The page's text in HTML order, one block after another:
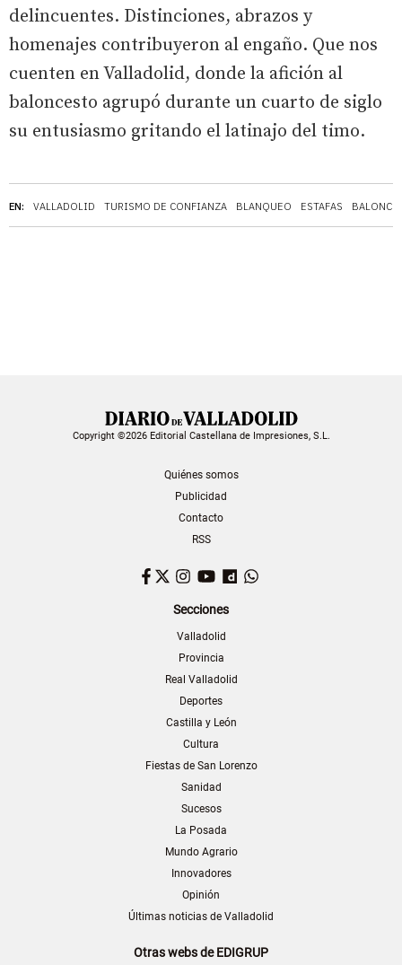
EN: VALLADOLID TURISMO DE CONFIANZA BLANQUEO ESTAFAS
delincuentes. Distinciones, abrazos y
homenajes contribuyeron al engaño. Que nos
cuenten en Valladolid, donde la afición al
baloncesto agrupó durante un cuarto de siglo
su entusiasmo gritando el latinajo del timo.
Copyright ©2026 Editorial Castellana de Impresiones, S.L.
Quiénes somos
Publicidad
Contacto
RSS
Facebook
TwitterInstagram
YouTubeDailymotion
Secciones
Valladolid
Provincia
Real Valladolid
Deportes
Castilla y León
Cultura
Fiestas de San Lorenzo
Sanidad
Sucesos
La Posada
Mundo Agrario
Innovadores
Opinión
Últimas noticias de Valladolid
Otras webs de EDIGRUP